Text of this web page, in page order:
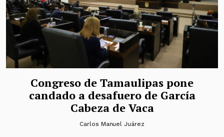
Congreso de Tamaulipas pone
candado a desafuero de García
Cabeza de Vaca
Carlos Manuel Juárez